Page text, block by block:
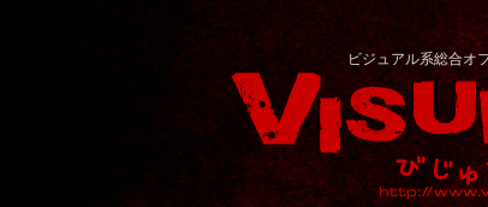
ビジュアル系総合オ